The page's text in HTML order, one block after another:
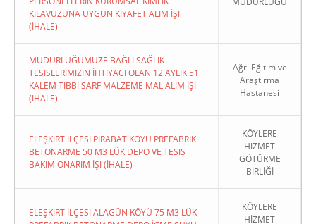
KILAVUZUNA UYGUN KIYAFET ALIM İŞI
(İHALE)
MÜDÜRLÜĞÜMÜZE BAĞLI SAĞLIK
TESISLERIMIZIN İHTIYACI OLAN 12 AYLIK 51
KALEM TIBBI SARF MALZEME MAL ALIM İŞI
(İHALE)
Ağrı Eğitim ve
Araştırma
Hastanesi
ELEŞKIRT İLÇESI PIRABAT KÖYÜ PREFABRIK
BETONARME 50 M3 LÜK DEPO VE TESIS
BAKIM ONARIM İŞI (İHALE)
KÖYLERE
HİZMET
GÖTÜRME
BİRLİĞİ
ELEŞKIRT İLÇESI ALAGÜN KÖYÜ 75 M3 LÜK
KÖYLERE
HİZMET